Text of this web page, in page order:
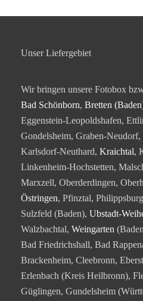
Unser Liefergebiet
Wir bringen unsere Fotobox
Bad Schönborn, Bretten
Eggenstein-Leopoldshafen,
Gondelsheim, Graben-Neudorf,
Karlsdorf-Neuthard, Kraichtal,
Linkenheim-Hochstetten,
Marxzell, Oberderdingen,
Östringen, Pfinztal,
Sulzfeld (Baden), Ubstadt-
Walzbachtal, Weingarten
Bad Friedrichshall, Bad
Brackenheim, Cleebronn,
Erlenbach (Kreis Heilbronn),
Güglingen, Gundelsheim